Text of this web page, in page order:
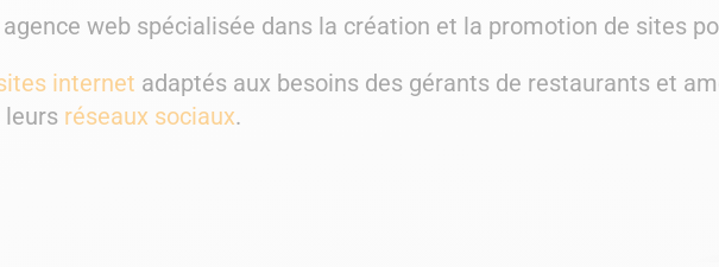
agence web spécialisée dans la création et la promotion de sites
internet adaptés aux besoins des gérants de restaurants et
leurs réseaux sociaux.